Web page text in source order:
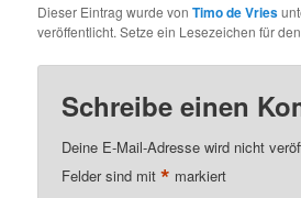
Dieser Eintrag wurde vonTimo de Vries
veröffentlicht. Setze ein Lesezeichen für den
Schreibe einen
Deine E-Mail-Adresse wird nicht
Felder sind mit* markiert